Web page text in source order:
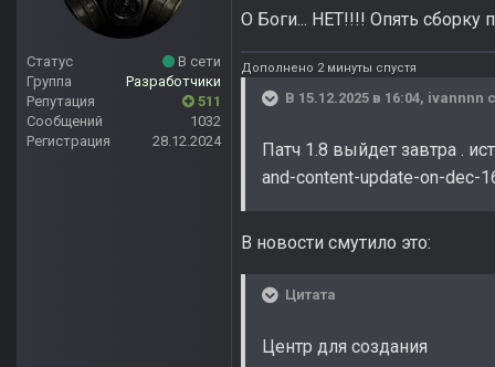
Статус
В сети
Группа
Разработчики
Репутация
511
Сообщений
1032
Регистрация
28.12.2024
О Боги... НЕТ!!!! Опять сборку
Дополнено 2 минуты спустя
В 15.12.2025 в 16:04, ivannnn
Патч 1.8 выйдет завтра .
and-content-update-on-dec-
В новости смутило это:
Цитата
Центр для создания